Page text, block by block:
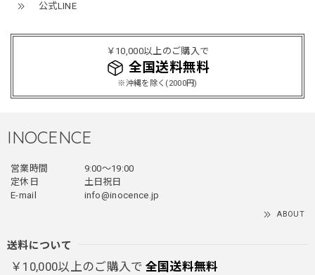
公式LINE
￥10,000以上のご購入で
全国送料無料
※沖縄を除く(2000円)
てあまり他のお店で売ってないようなデザインだと思うので
買って良かったです！！ただ写真の通り袖の方が明らかに長
いです！当方160cm女性、Lサイズで袖はかなり余る感じで
す！
ブラック/L
2025/12/24
クにチャックが気になりますが可愛いのでOKです！！笑
INOCENCE
営業時間
9:00〜19:00
定休日
土日祝日
E-mail
info@inocence.jp
ABOUT
送料について
￥10,000以上のご購入で 全国送料無料